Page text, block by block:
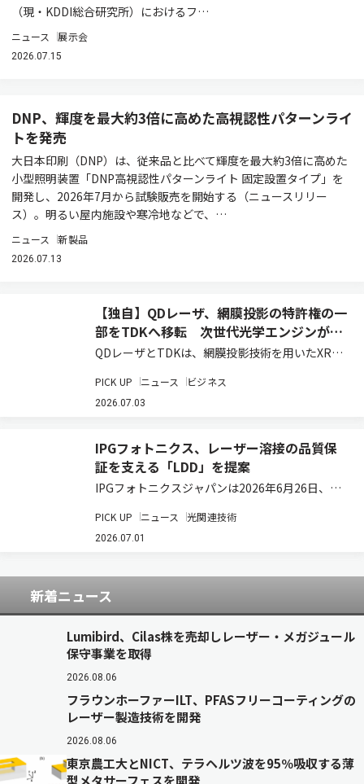
（現・KDDI総合研究所）におけるフ…
ニュース 展示会
2026.07.15
DNP、輝度を最大約3倍に高めた高視認性パターンライ
トを発売
大日本印刷（DNP）は、従来品と比べて輝度を最大約3倍に高めた
小型照明装置「DNP高視認性パターンライト 固定設置タイプ」を
開発し、2026年7月から試験販売を開始する（ニュースリリー
ス）。明るい屋内施設や寒冷地などで、…
ニュース 新製品
2026.07.13
【独自】QDレーザ、網膜投影の特許権の一
部をTDKへ移転 次世代光学エンジンがXR
市場のデファクトスタンダードを狙う
QDレーザとTDKは、網膜投影技術を用いたXRグ
ンジンの共同開発において、強固なパートナーシ
ップを構築した。今回の事業協力契約は、単なる
PICK UP ニュース ビジネス
2026.07.03
IPGフォトニクス、レーザー溶接の品質保
証を支える「LDD」を提案
IPGフォトニクスジャパンは2026年6月26日、愛
てプライベートショー『Fiber Laser Days』を開
催した。会場では、同社のファイバーレーザーを
PICK UP ニュース 光関連技術
2026.07.01
新着ニュース
Lumibird、Cilas株を売却しレーザー・メガジュール
保守事業を取得
2026.08.06
フラウンホーファーILT、PFASフリーコーティングの
レーザー製造技術を開発
2026.08.06
東京農工大とNICT、テラヘルツ波を95％吸収する薄
型メタサーフェスを開発